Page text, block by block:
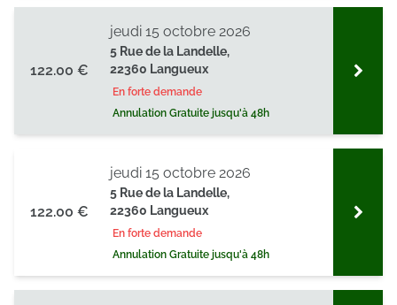
122.00 €
5 Rue de la Landelle,
22360 Langueux
En forte demande
Annulation Gratuite jusqu'à 48h
jeudi 15 octobre 2026
122.00 €
5 Rue de la Landelle,
22360 Langueux
En forte demande
Annulation Gratuite jusqu'à 48h
jeudi 15 octobre 2026